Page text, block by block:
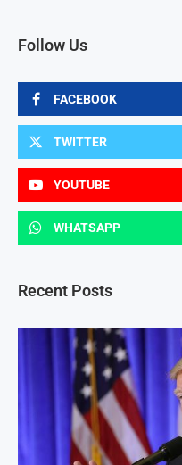
Follow Us
FACEBOOK
TWITTER
YOUTUBE
WHATSAPP
Recent Posts